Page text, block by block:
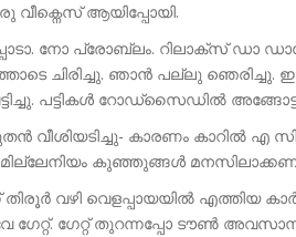
വീക്നെസ് ആയിപ്പോയി.
നോ പ്രോബ്ലം. റിലാക്സ് ഡാ
ചിരിച്ചു. ഞാൻ പല്ലു ഞെരിച്ചു.
പട്ടികൾ റോഡ്‌സൈഡിൽ
വീശിയടിച്ചു- കാരണം കാറിൽ
മില്ലേനിയം കുഞ്ഞുങ്ങൾ
വഴി വെളപ്പായയിൽ എത്തിയ കാർ
ഗേറ്റ്. ഗേറ്റ് തുറന്നപ്പോ ടൗൺ